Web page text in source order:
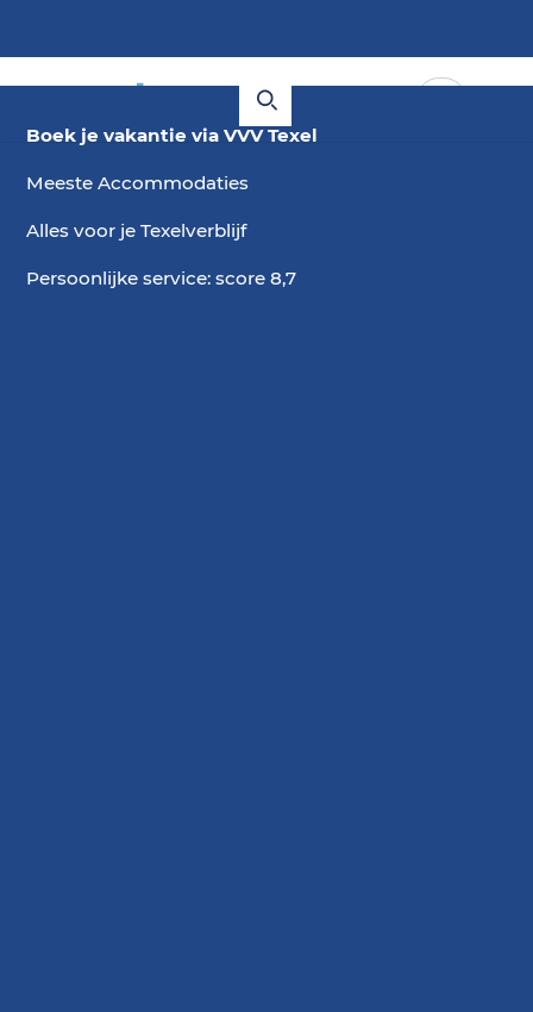
Boek je vakantie via VVV Texel
Meeste Accommodaties
Alles voor je Texelverblijf
Persoonlijke service: score 8,7